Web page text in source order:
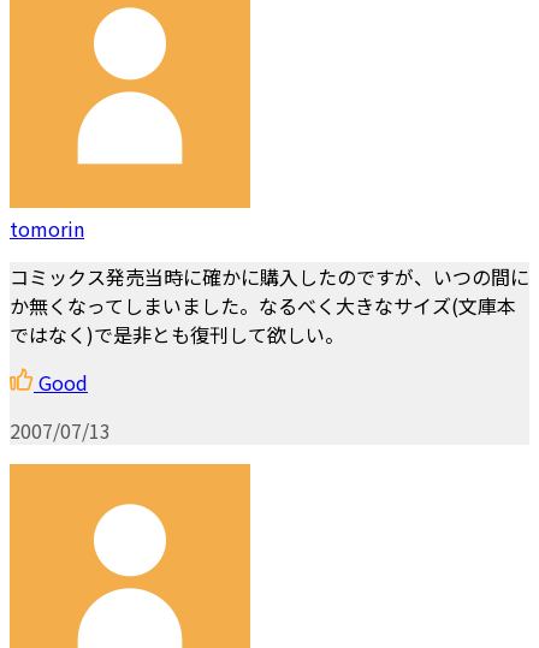
tomorin
コミックス発売当時に確かに購入したのですが、いつの間に
か無くなってしまいました。なるべく大きなサイズ(文庫本
ではなく)で是非とも復刊して欲しい。
Good
2007/07/13